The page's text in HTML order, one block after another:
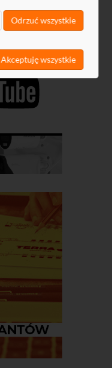
Odrzuć wszystkie
Akceptuję wszystkie